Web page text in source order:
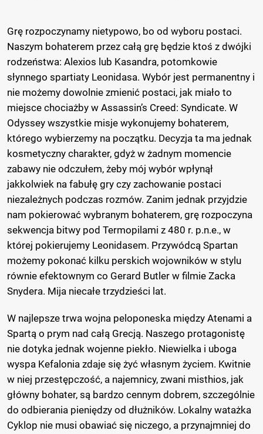
Grę rozpoczynamy nietypowo, bo od wyboru postaci.
Naszym bohaterem przez całą grę będzie ktoś z dwójki
rodzeństwa: Alexios lub Kasandra, potomkowie
słynnego spartiaty Leonidasa. Wybór jest permanentny i
nie możemy dowolnie zmienić postaci, jak miało to
miejsce chociażby w Assassin’s Creed: Syndicate. W
Odyssey wszystkie misje wykonujemy bohaterem,
którego wybierzemy na początku. Decyzja ta ma jednak
kosmetyczny charakter, gdyż w żadnym momencie
zabawy nie odczułem, żeby mój wybór wpłynął
jakkolwiek na fabułę gry czy zachowanie postaci
niezależnych podczas rozmów. Zanim jednak przyjdzie
nam pokierować wybranym bohaterem, grę rozpoczyna
sekwencja bitwy pod Termopilami z 480 r. p.n.e., w
której pokierujemy Leonidasem. Przywódcą Spartan
możemy pokonać kilku perskich wojowników w stylu
równie efektownym co Gerard Butler w filmie Zacka
Snydera. Mija niecałe trzydzieści lat.
W najlepsze trwa wojna peloponeska między Atenami a
Spartą o prym nad całą Grecją. Naszego protagonistę
nie dotyka jednak wojenne piekło. Niewielka i uboga
wyspa Kefalonia zdaje się żyć własnym życiem. Kwitnie
w niej przestępczość, a najemnicy, zwani misthios, jak
główny bohater, są bardzo cennym dobrem, szczególnie
do odbierania pieniędzy od dłużników. Lokalny watażka
Cyklop nie musi obawiać się niczego, a przynajmniej do